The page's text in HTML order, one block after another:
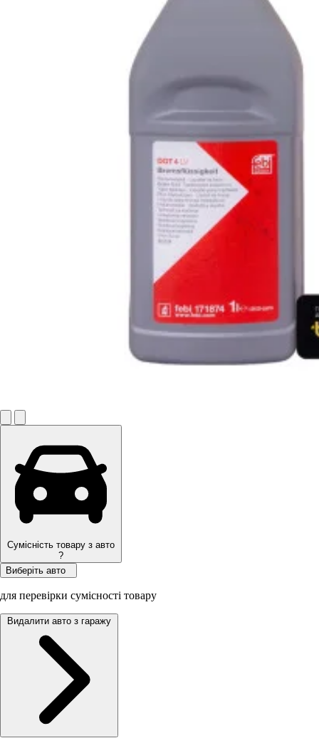
Сумісність товару з авто
?
Виберіть авто
для перевірки сумісності товару
Видалити авто з гаражу